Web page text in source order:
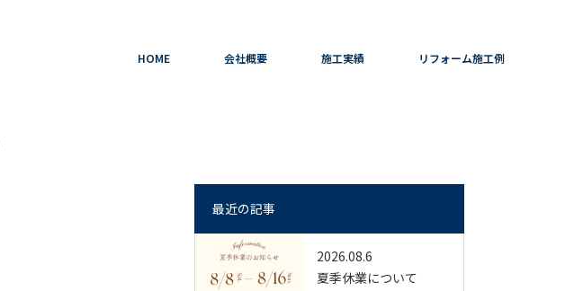
HOME 会社概要 施工実績 リフォーム施工例
最近の記事
2026.08.6
夏季休業について